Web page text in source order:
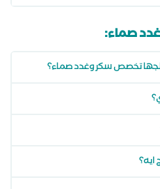
صماء:
تخصص سكر وغدد صماء؟
ايه؟